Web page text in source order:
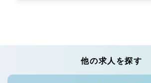
他の求人を探す